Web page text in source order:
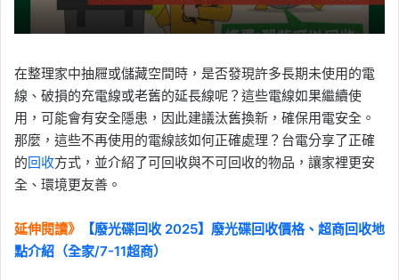
在整理家中抽屜或儲藏空間時，是否發現許多長期未使用的電
線、破損的充電線或老舊的延長線呢？這些電線如果繼續使
用，可能會有安全隱患，因此建議汰舊換新，確保用電安全。
那麼，這些不再使用的電線該如何正確處理？台電分享了正確
的回收方式，並介紹了可回收與不可回收的物品，讓家裡更安
全、環境更友善。
延伸閱讀》
【廢光碟回收 2025】廢光碟回收價格、超商回收地
點介紹（全家/7-11超商）